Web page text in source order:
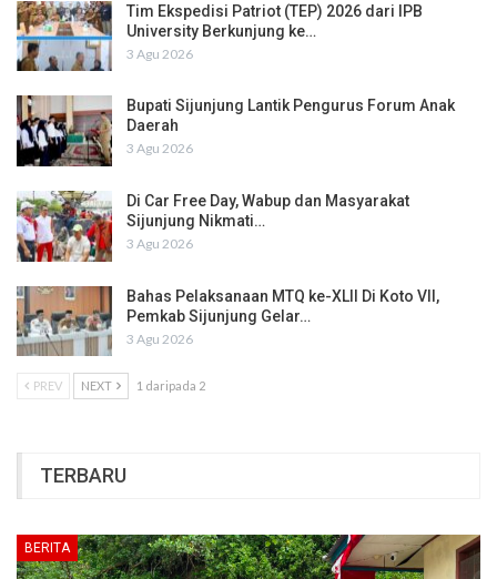
Tim Ekspedisi Patriot (TEP) 2026 dari IPB
University Berkunjung ke…
3 Agu 2026
Bupati Sijunjung Lantik Pengurus Forum Anak
Daerah
3 Agu 2026
Di Car Free Day, Wabup dan Masyarakat
Sijunjung Nikmati…
3 Agu 2026
Bahas Pelaksanaan MTQ ke-XLII Di Koto VII,
Pemkab Sijunjung Gelar…
3 Agu 2026
PREV NEXT 1 daripada 2
TERBARU
BERITA